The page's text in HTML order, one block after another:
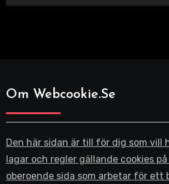
Om Webcookie.se
Den här sidan är till för dig som vill
lagar och regler gällande cookies
oberoende sida som arbetar för ett